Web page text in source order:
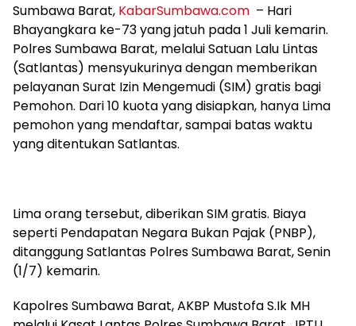
Sumbawa Barat, KabarSumbawa.com – Hari
Bhayangkara ke-73 yang jatuh pada 1 Juli kemarin.
Polres Sumbawa Barat, melalui Satuan Lalu Lintas
(Satlantas) mensyukurinya dengan memberikan
pelayanan Surat Izin Mengemudi (SIM) gratis bagi
Pemohon. Dari 10 kuota yang disiapkan, hanya Lima
pemohon yang mendaftar, sampai batas waktu
yang ditentukan Satlantas.
Lima orang tersebut, diberikan SIM gratis. Biaya
seperti Pendapatan Negara Bukan Pajak (PNBP),
ditanggung Satlantas Polres Sumbawa Barat, Senin
(1/7) kemarin.
Kapolres Sumbawa Barat, AKBP Mustofa S.Ik MH